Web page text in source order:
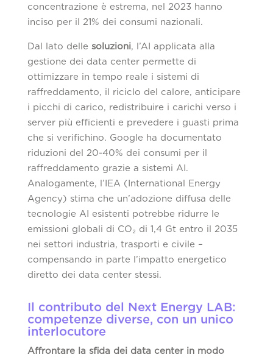
concentrazione è estrema, nel 2023 hanno
inciso per il 21% dei consumi nazionali.
Dal lato delle soluzioni, l’AI applicata alla
gestione dei data center permette di
ottimizzare in tempo reale i sistemi di
raffreddamento, il riciclo del calore, anticipare
i picchi di carico, redistribuire i carichi verso i
server più efficienti e prevedere i guasti prima
che si verifichino. Google ha documentato
riduzioni del 20-40% dei consumi per il
raffreddamento grazie a sistemi AI.
Analogamente, l’IEA (International Energy
Agency) stima che un’adozione diffusa delle
tecnologie AI esistenti potrebbe ridurre le
emissioni globali di CO₂ di 1,4 Gt entro il 2035
nei settori industria, trasporti e civile –
compensando in parte l’impatto energetico
diretto dei data center stessi.
Il contributo del Next Energy LAB:
competenze diverse, con un unico
interlocutore
Affrontare la sfida dei data center in modo